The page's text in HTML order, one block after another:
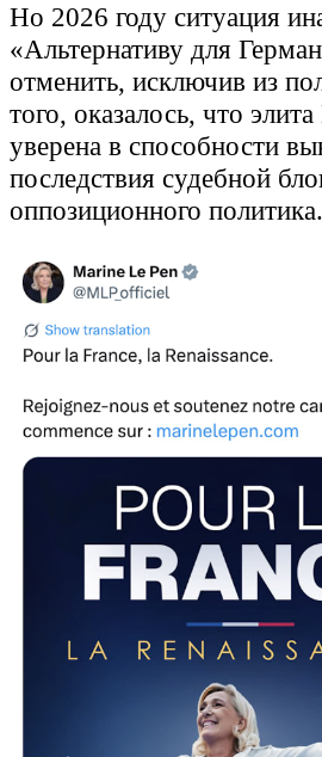
Но 2026 году ситуация
«Альтернативу для
отменить, исключив из
того, оказалось, что
уверена в способности
последствия судебной
оппозиционного политика.